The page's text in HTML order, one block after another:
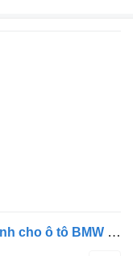
Đơn vị điều khiển BMW 8859730 dành cho ô tô BMW X6 G06 X5 G05